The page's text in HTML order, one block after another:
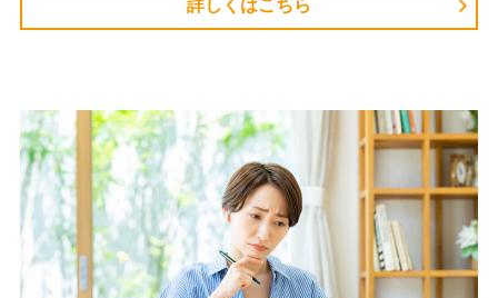
詳しくはこちら